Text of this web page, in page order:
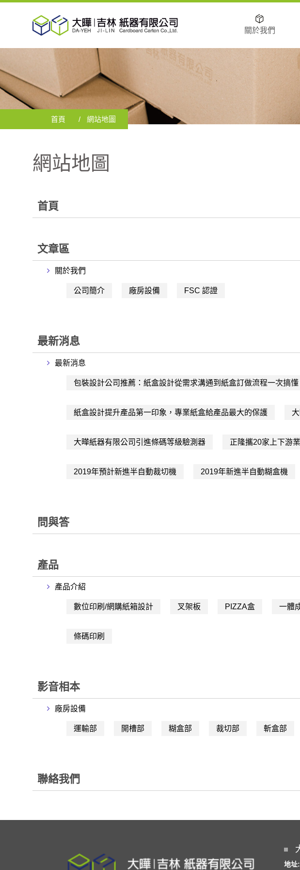
關於我們
首頁 網站地圖
網站地圖
首頁
文章區
關於我們
公司簡介 廠房設備 FSC 認證
最新消息
最新消息
包裝設計公司推薦：紙盒設計從需求溝通到紙盒訂做流程一次搞懂
紙盒設計提升產品第一印象，專業紙盒給產品最大的保護
大曄紙器有限公司引進條碼等級驗測器 正隆攜20家上下游
2019年預計新進半自動裁切機 2019年新進半自動糊盒機
問與答
產品
產品介紹
數位印刷/網購紙箱設計 叉架板 PIZZA盒 一體
條碼印刷
影音相本
廠房設備
運輸部 開槽部 糊盒部 裁切部 斬盒部
聯絡我們
地址: